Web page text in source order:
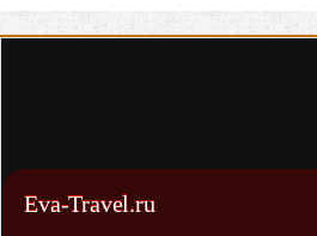
Eva-Travel.ru